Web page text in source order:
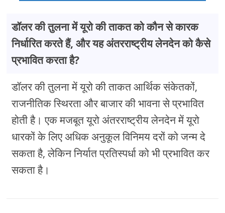
डॉलर की तुलना में यूरो की ताकत को कौन से कारक
निर्धारित करते हैं, और यह अंतरराष्ट्रीय लेनदेन को कैसे
प्रभावित करता है?
डॉलर की तुलना में यूरो की ताकत आर्थिक संकेतकों,
राजनीतिक स्थिरता और बाजार की भावना से प्रभावित
होती है। एक मजबूत यूरो अंतरराष्ट्रीय लेनदेन में यूरो
धारकों के लिए अधिक अनुकूल विनिमय दरों को जन्म दे
सकता है, लेकिन निर्यात प्रतिस्पर्धा को भी प्रभावित कर
सकता है।